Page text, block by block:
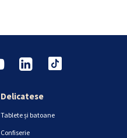
Delicatese
Tablete și batoane
Confiserie